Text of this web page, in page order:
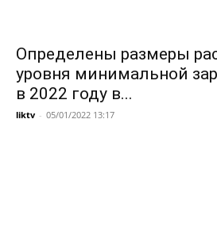
Определены размеры
уровня минимальной
в 2022 году в...
liktv - 05/01/2022 13:17